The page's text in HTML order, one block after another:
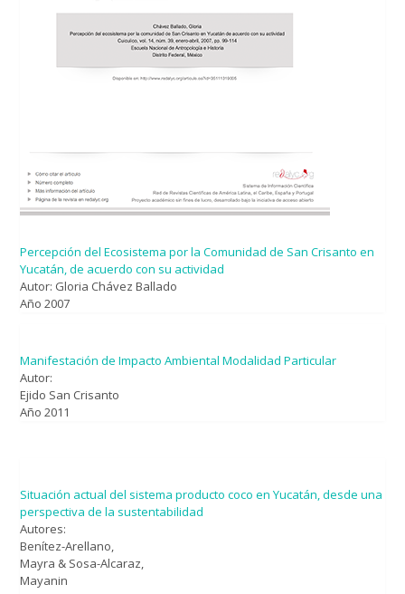
Percepción del Ecosistema por la Comunidad de San Crisanto en
Yucatán, de acuerdo con su actividad
Autor: Gloria Chávez Ballado
Año 2007
Manifestación de Impacto Ambiental Modalidad Particular
Autor:
Ejido San Crisanto
Año 2011
Situación actual del sistema producto coco en Yucatán, desde una
perspectiva de la sustentabilidad
Autores:
Benítez-Arellano,
Mayra & Sosa-Alcaraz,
Mayanin